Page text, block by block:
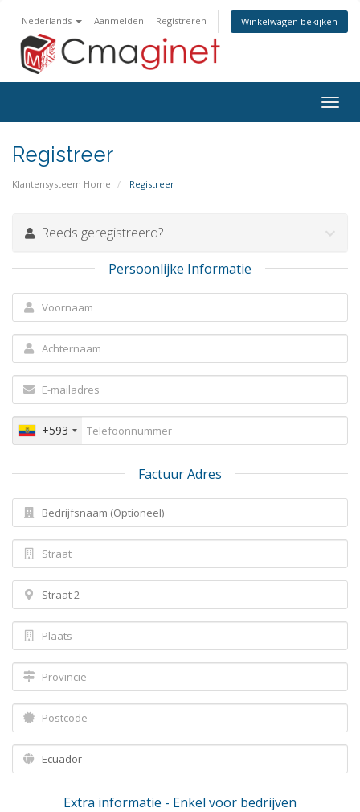
Nederlands Aanmelden Registreren Winkelwagen bekijken
in-/
Registreer
Klantensysteem Home Registreer
Reeds geregistreerd?
Persoonlijke Informatie
+593
Factuur Adres
Extra informatie - Enkel voor bedrijven